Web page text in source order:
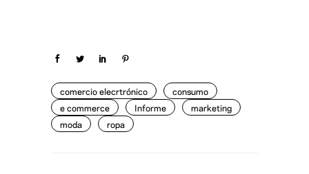
comercio elecrtrónico
consumo
e commerce
Informe
marketing
moda
ropa